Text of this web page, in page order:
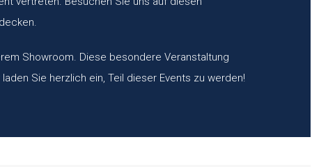
Showroom. Diese besondere Veranstaltung
Sie herzlich ein, Teil dieser Events zu werden!